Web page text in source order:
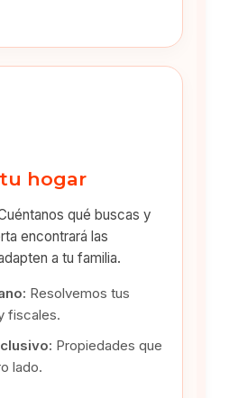
hogar
qué buscas y
encontrará las
a tu familia.
Resolvemos tus
fiscales.
Propiedades que
lado.